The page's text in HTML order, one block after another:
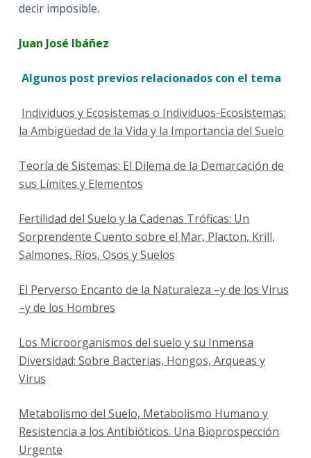
decir imposible.
Juan José Ibáñez
Algunos post previos relacionados con el tema
Individuos y Ecosistemas o Individuos-Ecosistemas:
la Ambigüedad de la Vida y la Importancia del Suelo
Teoría de Sistemas: El Dilema de la Demarcación de
sus Límites y Elementos
Fertilidad del Suelo y la Cadenas Tróficas: Un
Sorprendente Cuento sobre el Mar, Placton, Krill,
Salmones, Ríos, Osos y Suelos
El Perverso Encanto de la Naturaleza –y de los Virus
–y de los Hombres
Los Microorganismos del suelo y su Inmensa
Diversidad: Sobre Bacterias, Hongos, Arqueas y
Virus
Metabolismo del Suelo, Metabolismo Humano y
Resistencia a los Antibióticos. Una Bioprospección
Urgente